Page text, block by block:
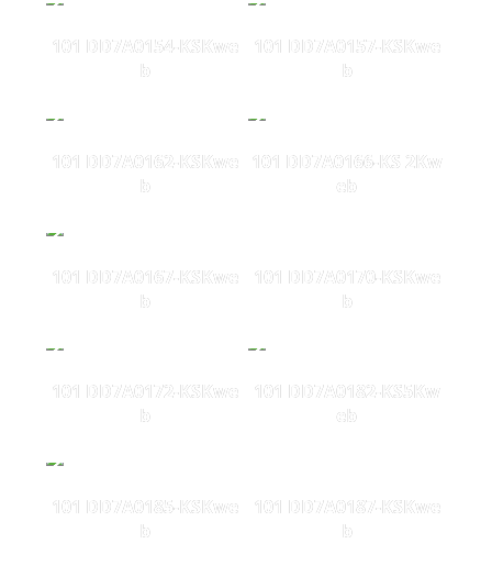
101 DD7A0154-KSKwe
b
101 DD7A0157-KSKwe
b
101 DD7A0162-KSKwe
b
101 DD7A0166-KS 2Kw
eb
101 DD7A0167-KSKwe
b
101 DD7A0170-KSKwe
b
101 DD7A0172-KSKwe
b
101 DD7A0182-KS5Kw
eb
101 DD7A0185-KSKwe
b
101 DD7A0187-KSKwe
b